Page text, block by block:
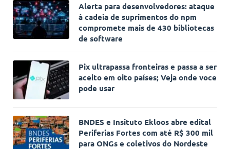
Alerta para desenvolvedores: ataque
à cadeia de suprimentos do npm
compromete mais de 430 bibliotecas
de software
Pix ultrapassa fronteiras e passa a ser
aceito em oito países; Veja onde voce
pode usar
BNDES e Insituto Ekloos abre edital
Periferias Fortes com até R$ 300 mil
para ONGs e coletivos do Nordeste